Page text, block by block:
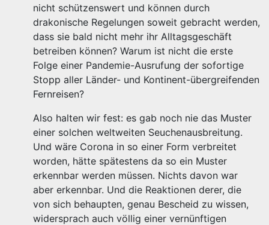
nicht schützenswert und können durch
drakonische Regelungen soweit gebracht werden,
dass sie bald nicht mehr ihr Alltagsgeschäft
betreiben können? Warum ist nicht die erste
Folge einer Pandemie-Ausrufung der sofortige
Stopp aller Länder- und Kontinent-übergreifenden
Fernreisen?
Also halten wir fest: es gab noch nie das Muster
einer solchen weltweiten Seuchenausbreitung.
Und wäre Corona in so einer Form verbreitet
worden, hätte spätestens da so ein Muster
erkennbar werden müssen. Nichts davon war
aber erkennbar. Und die Reaktionen derer, die
von sich behaupten, genau Bescheid zu wissen,
widersprach auch völlig einer vernünftigen